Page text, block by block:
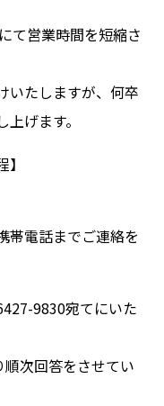
て営業時間を短縮さ
いたしますが、何卒
げます。
帯電話までご連絡を
9830宛てにいた
次回答をさせてい